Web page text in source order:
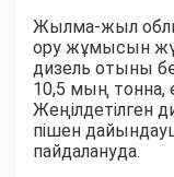
Жылма-жыл
ору жұмысын
дизель отыны
10,5 мың тонна,
Жеңілдетілген
пішен
пайдалануда.